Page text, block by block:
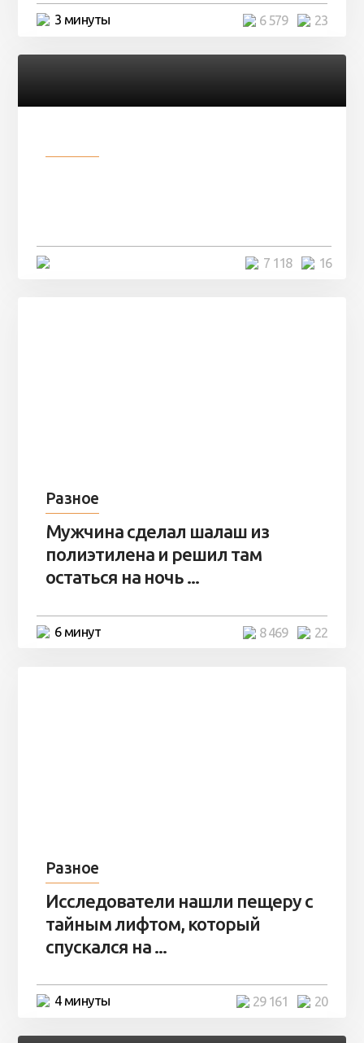
3 минуты 23
6 579
16
7 118
Разное
Мужчина сделал шалаш из
полиэтилена и решил там
остаться на ночь ...
6 минут 22
8 469
Разное
Исследователи нашли пещеру с
тайным лифтом, который
спускался на ...
4 минуты 20
29 161